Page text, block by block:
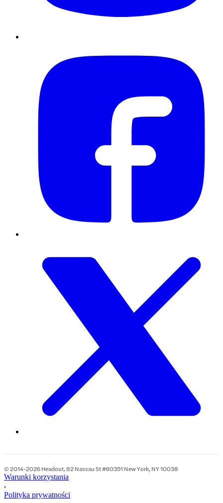
© 2014-2026 Headout, 82 Nassau St #60351 New York, NY 10038
Warunki korzystania
•
Polityka prywatności